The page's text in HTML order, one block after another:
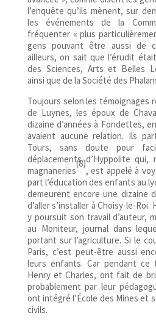
l’enquête qu’ils mènent, sur
les événements de la
fréquenter « plus
gens pouvant être aussi de
ailleurs, on sait que l’érudit
des Sciences, Arts et Belles
ainsi que de la Société des
Toujours selon les témoignages
de Luynes, les époux de
dizaine d’années à Fondettes,
avaient aucune relation. Ils
Tours, sans doute pour
déplacements d’Hyppolite qui,
magnaneries
(8)
, est appelé à
part l’éducation des enfants au
demeurent encore une dizaine
d’aller s’installer à Choisy-le-
y poursuit son travail d’auteur,
au Moniteur, journal dans
portant sur l’agriculture. Si le
Paris, c’est peut-être aussi
leurs enfants. Car pendant ce
Henry et Charles, ont fait de
probablement par leur
ont intégré l’École des Mines et
civils.